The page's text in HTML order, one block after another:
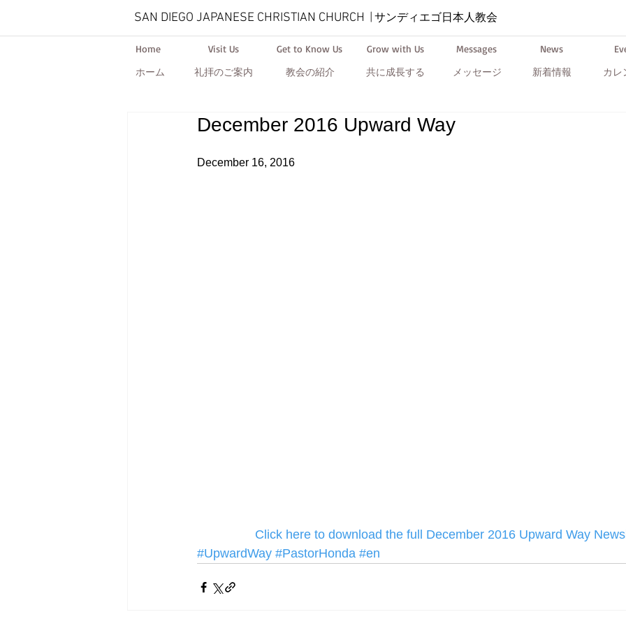
SAN DIEGO JAPANESE CHRISTIAN CHURCH サンディエゴ日本人教会
Home
ホーム
Visit Us
礼拝のご案内
Get to Know Us
教会の紹介
Grow with Us
共に成長する
Messages
メッセージ
News
新着情報 カレ
December 2016 Upward Way
December 16, 2016
Click here to download the full December 2016 Upward Way
#UpwardWay #PastorHonda #en